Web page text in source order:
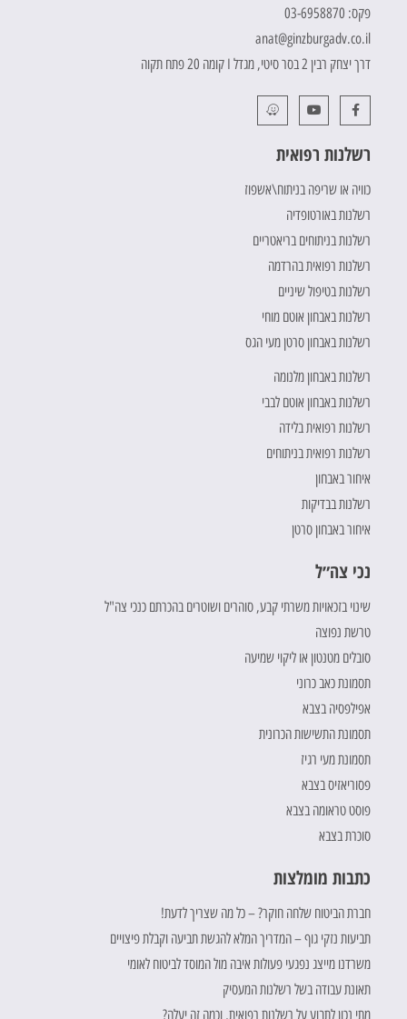
פקס: 03-6958870
anat@ginzburgadv.co.il
דרך יצחק רבין 2 בסר סיטי, מגדל I קומה 20 פתח תקוה
רשלנות רפואית
כוויה או שריפה בניתוח\אשפוז
רשלנות באורטופדיה
רשלנות בניתוחים בריאטריים
רשלנות רפואית בהרדמה
רשלנות בטיפול שיניים
רשלנות באבחון אוטם מוחי
רשלנות באבחון סרטן מעי הגס
רשלנות באבחון מלנומה
רשלנות באבחון אוטם לבבי
רשלנות רפואית בלידה
רשלנות רפואית בניתוחים
איחור באבחון
רשלנות בבדיקות
איחור באבחון סרטן
נכי צה״ל
שינוי בזכאויות משרתי קבע, סוהרים ושוטרים בהכרתם כנכי צה"ל
טרשת נפוצה
סובלים מטנטון או ליקוי שמיעה
תסמונת כאב כרוני
אפילפסיה בצבא
תסמונת התשישות הכרונית
תסמונת מעי רגיז
פסוריאזיס בצבא
פוסט טראומה בצבא
סוכרת בצבא
כתבות מומלצות
חברת הביטוח שלחה חוקר? – כל מה שצריך לדעת!
תביעות נזקי גוף – המדריך המלא להגשת תביעה וקבלת פיצויים
משרדנו מייצג נפגעי פעולות איבה מול המוסד לביטוח לאומי
תאונת עבודה בשל רשלנות המעסיק
מתי נכון לתבוע על רשלנות רפואית, וכמה זה יעלה?